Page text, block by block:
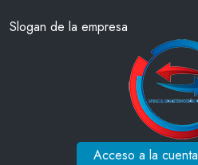
Slogan de la empresa
Acceso a la cuenta